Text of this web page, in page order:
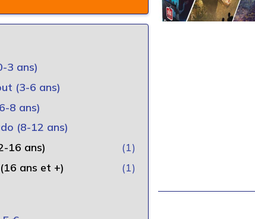
3 ans)
(3-6 ans)
8 ans)
(8-12 ans)
16 ans)
(1)
ans et +)
(1)